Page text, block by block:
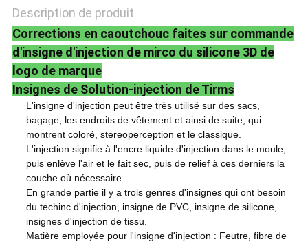
CONFIDENTIALITÉ
Description de produit
Corrections en caoutchouc faites sur commande
d'insigne d'injection de mirco du silicone 3D de
logo de marque
Insignes de Solution-injection de Tirms
L'insigne d'injection peut être très utilisé sur des sacs,
bagage, les endroits de vêtement et ainsi de suite, qui
montrent coloré, stereoperception et le classique.
L'injection signifie à l'encre liquide d'injection dans le moule,
puis enlève l'air et le fait sec, puis de relief à ces derniers la
couche où nécessaire.
En grande partie il y a trois genres d'insignes qui ont besoin
du techinc d'injection, insigne de PVC, insigne de silicone,
insignes d'injection de tissu.
Matière employée pour l'insigne d'injection : Feutre, fibre de